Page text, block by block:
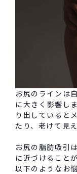
お尻のラインは
に大きく影響し
り出していると
たり、老けて見
お尻の脂肪吸引
に近づけること
以下のようなお